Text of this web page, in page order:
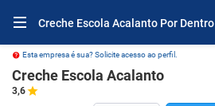
Creche Escola Acalanto Por Dentro
Esta empresa é sua? Solicite acesso ao perfil.
Creche Escola Acalanto
3,6